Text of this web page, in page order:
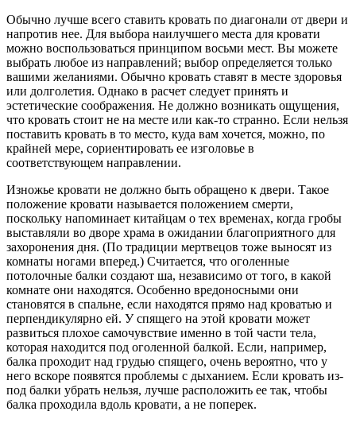
Обычно лучше всего ставить кровать по диагонали от двери и
напротив нее. Для выбора наилучшего места для кровати
можно воспользоваться принципом восьми мест. Вы можете
выбрать любое из направлений; выбор определяется только
вашими желаниями. Обычно кровать ставят в месте здоровья
или долголетия. Однако в расчет следует принять и
эстетические соображения. Не должно возникать ощущения,
что кровать стоит не на месте или как-то странно. Если нельзя
поставить кровать в то место, куда вам хочется, можно, по
крайней мере, сориентировать ее изголовье в
соответствующем направлении.
Изножье кровати не должно быть обращено к двери. Такое
положение кровати называется положением смерти,
поскольку напоминает китайцам о тех временах, когда гробы
выставляли во дворе храма в ожидании благоприятного для
захоронения дня. (По традиции мертвецов тоже выносят из
комнаты ногами вперед.) Считается, что оголенные
потолочные балки создают ша, независимо от того, в какой
комнате они находятся. Особенно вредоносными они
становятся в спальне, если находятся прямо над кроватью и
перпендикулярно ей. У спящего на этой кровати может
развиться плохое самочувствие именно в той части тела,
которая находится под оголенной балкой. Если, например,
балка проходит над грудью спящего, очень вероятно, что у
него вскоре появятся проблемы с дыханием. Если кровать из-
под балки убрать нельзя, лучше расположить ее так, чтобы
балка проходила вдоль кровати, а не поперек.